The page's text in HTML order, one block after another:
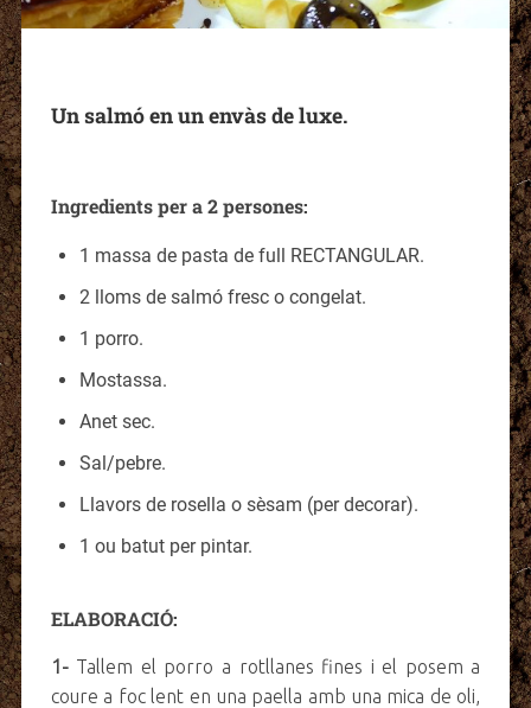
Un salmó en un envàs de luxe.
Ingredients per a 2 persones:
1 massa de pasta de full RECTANGULAR.
2 lloms de salmó fresc o congelat.
1 porro.
Mostassa.
Anet sec.
Sal/pebre.
Llavors de rosella o sèsam (per decorar).
1 ou batut per pintar.
ELABORACIÓ:
1-Tallem el porro a rotllanes fines i el posem a
coure a foc lent en una paella amb una mica de oli,